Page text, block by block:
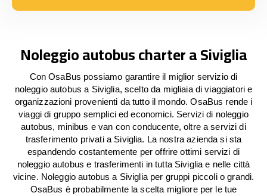
Noleggio autobus charter a Siviglia
Con OsaBus possiamo garantire il miglior servizio di
noleggio autobus a Siviglia, scelto da migliaia di viaggiatori e
organizzazioni provenienti da tutto il mondo. OsaBus rende i
viaggi di gruppo semplici ed economici. Servizi di noleggio
autobus, minibus e van con conducente, oltre a servizi di
trasferimento privati a Siviglia. La nostra azienda si sta
espandendo costantemente per offrire ottimi servizi di
noleggio autobus e trasferimenti in tutta Siviglia e nelle città
vicine. Noleggio autobus a Siviglia per gruppi piccoli o grandi.
OsaBus è probabilmente la scelta migliore per le tue